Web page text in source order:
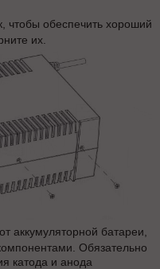
чтобы обеспечить хороший
их.
аккумуляторной батареи,
Обязательно
катода и анода